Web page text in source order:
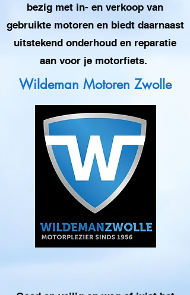
bezig met in- en verkoop van
gebruikte motoren en biedt daarnaast
uitstekend onderhoud en reparatie
aan voor je motorfiets.
Wildeman Motoren Zwolle